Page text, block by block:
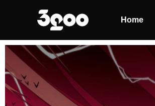
Home